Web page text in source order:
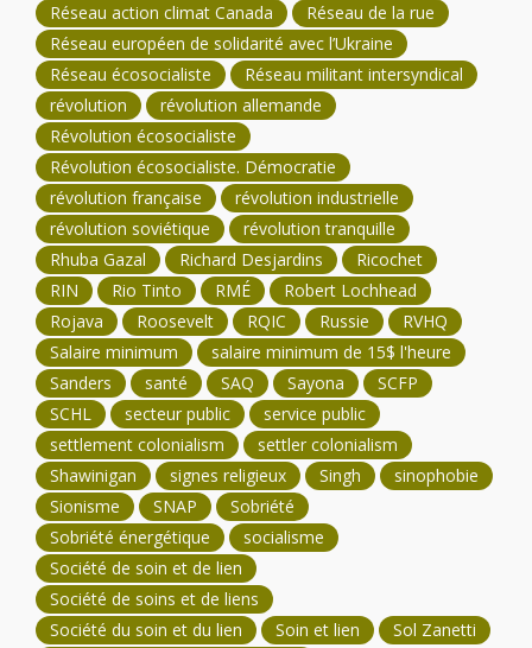
Réseau action climat Canada
Réseau de la rue
Réseau européen de solidarité avec l’Ukraine
Réseau écosocialiste
Réseau militant intersyndical
révolution
révolution allemande
Révolution écosocialiste
Révolution écosocialiste. Démocratie
révolution française
révolution industrielle
révolution soviétique
révolution tranquille
Rhuba Gazal
Richard Desjardins
Ricochet
RIN
Rio Tinto RMÉ
Robert Lochhead
Rojava
Roosevelt RQIC Russie
RVHQ
Salaire minimum
salaire minimum de 15$ l'heure
Sanders
santé SAQ Sayona
SCFP
SCHL
secteur public
service public
settlement colonialism
settler colonialism
Shawinigan
signes religieux Singh
sinophobie
Sionisme
SNAP
Sobriété
Sobriété énergétique
socialisme
Société de soin et de lien
Société de soins et de liens
Société du soin et du lien
Soin et lien
Sol Zanetti